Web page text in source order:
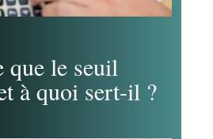
que le seuil
à quoi sert-il ?